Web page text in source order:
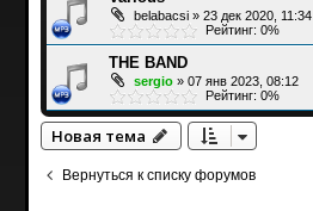
belabacsi» 23 дек 2020, 11:34
Рейтинг: 0%
THE BAND
sergio» 07 янв 2023, 08:12
Рейтинг: 0%
Новая тема
Вернуться к списку форумов